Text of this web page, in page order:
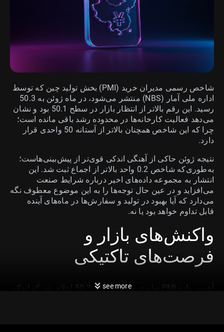
شاخص رسمی مدیران خرید (PMI) بخش تولید چین که توسط
اداره ملی آمار (NBS) منتشر می‌شود، در ماه ژوئن به 50.3
رسید. این رقم بالاتر از انتظار بازار در سطح 50.1 بود و نشان
می‌دهد فعالیت کارخانه‌ها در محدوده رشد باقی مانده است؛
چرا که این شاخص همچنان بالاتر از آستانه 50 واحدی قرار
دارد.
نتیجه ژوئن حاکی از آهنگی اندکی قوی‌تر از پیش‌بینی‌هاست؛
به‌طوری‌که شاخص 0.2 واحد بالاتر از اجماع ثبت شد. این
انتشار به مجموعه داده‌های اخیر درباره شرایط صنعت
می‌افزاید و در عین حال توجه‌ها را به این موضوع معطوف نگه
می‌دارد که آیا بهبود در تولید و سفارش‌ها در ماه‌های آینده
قابل تداوم خواهد بود یا نه.
واکنش‌های بازار و
فرصت‌های تاکتیکی
آخرین داده PMI تولیدی چین در ژوئن 50.3 اعلام شد که اندکی
see more